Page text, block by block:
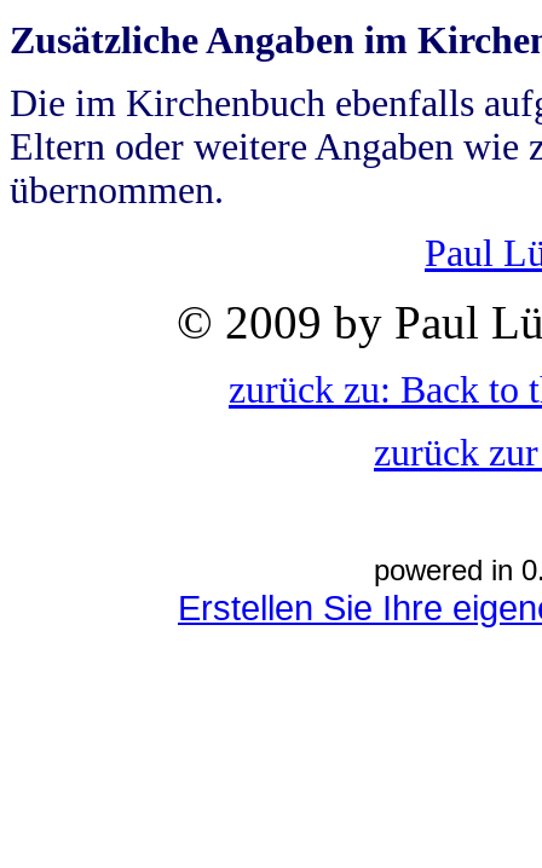
Zusätzliche Angaben im
Die im Kirchenbuch ebenfalls
Eltern oder weitere Angaben wie
übernommen.
Paul
© 2009 by Paul
zurück zu: Back to
zurück
powered in
Erstellen Sie Ihre